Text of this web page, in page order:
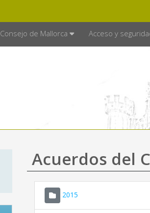
Consejo de Mallorca Acceso y
Acuerdos del
2015